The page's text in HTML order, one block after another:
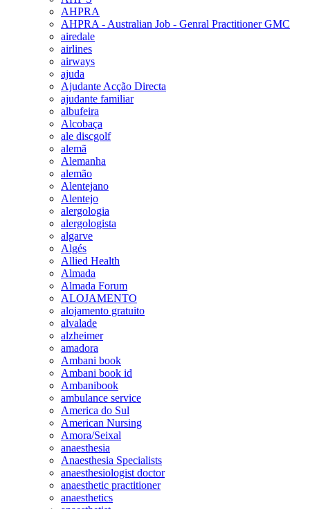
AHPRA
AHPRA - Australian Job - Genral Practitioner GMC
airedale
airlines
airways
ajuda
Ajudante Acção Directa
ajudante familiar
albufeira
Alcobaça
ale discgolf
alemã
Alemanha
alemão
Alentejano
Alentejo
alergologia
alergologista
algarve
Algés
Allied Health
Almada
Almada Forum
ALOJAMENTO
alojamento gratuito
alvalade
alzheimer
amadora
Ambani book
Ambani book id
Ambanibook
ambulance service
America do Sul
American Nursing
Amora/Seixal
anaesthesia
Anaesthesia Specialists
anaesthesiologist doctor
anaesthetic practitioner
anaesthetics